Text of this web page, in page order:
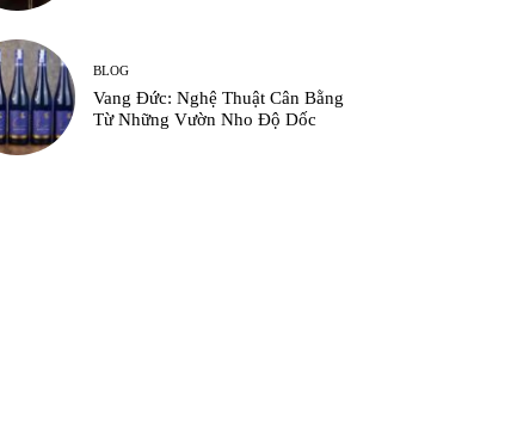
BLOG
Vang Đức: Nghệ Thuật Cân Bằng
Từ Những Vườn Nho Độ Dốc